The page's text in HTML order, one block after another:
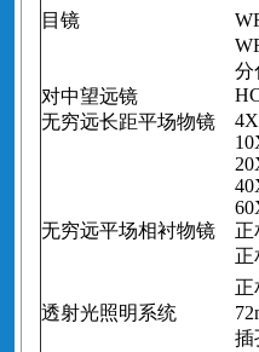
目镜
分
对中望远镜
无穷远长距平场物镜
无穷远平场相衬物镜
正
正
正
透射光照明系统
插